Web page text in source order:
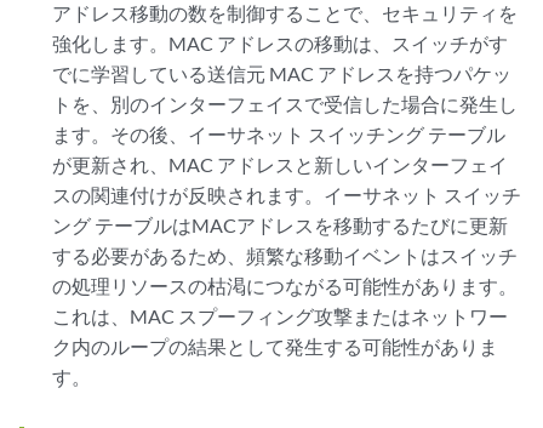
アドレス移動の数を制御することで、セキュリティを
強化します。MAC アドレスの移動は、スイッチがす
でに学習している送信元 MAC アドレスを持つパケッ
トを、別のインターフェイスで受信した場合に発生し
ます。その後、イーサネット スイッチング テーブル
が更新され、MAC アドレスと新しいインターフェイ
スの関連付けが反映されます。イーサネット スイッチ
ング テーブルはMACアドレスを移動するたびに更新
する必要があるため、頻繁な移動イベントはスイッチ
の処理リソースの枯渇につながる可能性があります。
これは、MAC スプーフィング攻撃またはネットワー
ク内のループの結果として発生する可能性がありま
す。